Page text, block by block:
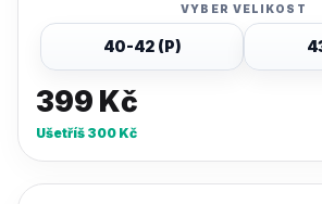
VYBER VELIKOST
40-42 (P)
399 Kč
Ušetříš 300 Kč